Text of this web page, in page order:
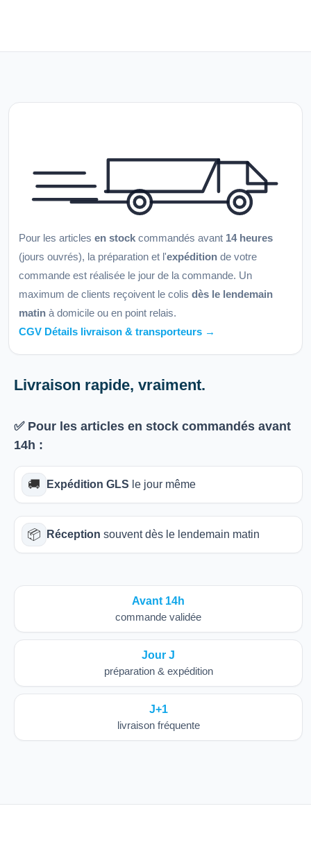
Pour les articles en stock commandés avant 14 heures
(jours ouvrés), la préparation et l'expédition de votre
commande est réalisée le jour de la commande. Un
maximum de clients reçoivent le colis dès le lendemain
matin à domicile ou en point relais.
CGV Détails livraison & transporteurs →
Livraison rapide, vraiment.
✅ Pour les articles en stock commandés avant
14h :
🚚 Expédition GLS le jour même
📦 Réception souvent dès le lendemain matin
Avant 14h
commande validée
Jour J
préparation & expédition
J+1
livraison fréquente